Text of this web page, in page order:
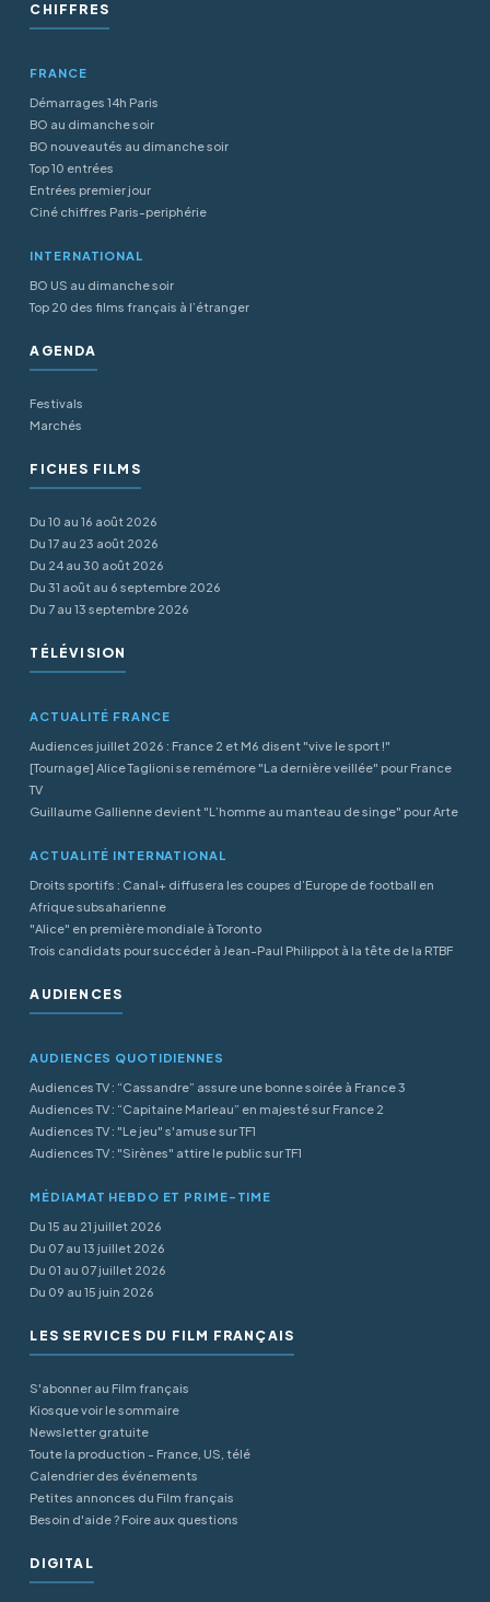
CHIFFRES
FRANCE
Démarrages 14h Paris
BO au dimanche soir
BO nouveautés au dimanche soir
Top 10 entrées
Entrées premier jour
Ciné chiffres Paris-periphérie
INTERNATIONAL
BO US au dimanche soir
Top 20 des films français à l’étranger
AGENDA
Festivals
Marchés
FICHES FILMS
Du 10 au 16 août 2026
Du 17 au 23 août 2026
Du 24 au 30 août 2026
Du 31 août au 6 septembre 2026
Du 7 au 13 septembre 2026
TÉLÉVISION
ACTUALITÉ FRANCE
Audiences juillet 2026 : France 2 et M6 disent "vive le sport !"
[Tournage] Alice Taglioni se remémore "La dernière veillée" pour France
TV
Guillaume Gallienne devient "L’homme au manteau de singe" pour Arte
ACTUALITÉ INTERNATIONAL
Droits sportifs : Canal+ diffusera les coupes d’Europe de football en
Afrique subsaharienne
"Alice" en première mondiale à Toronto
Trois candidats pour succéder à Jean-Paul Philippot à la tête de la RTBF
AUDIENCES
AUDIENCES QUOTIDIENNES
Audiences TV : “Cassandre” assure une bonne soirée à France 3
Audiences TV : “Capitaine Marleau” en majesté sur France 2
Audiences TV : "Le jeu" s'amuse sur TF1
Audiences TV : "Sirènes" attire le public sur TF1
MÉDIAMAT HEBDO ET PRIME-TIME
Du 15 au 21 juillet 2026
Du 07 au 13 juillet 2026
Du 01 au 07 juillet 2026
Du 09 au 15 juin 2026
LES SERVICES DU FILM FRANÇAIS
S'abonner au Film français
Kiosque voir le sommaire
Newsletter gratuite
Toute la production - France, US, télé
Calendrier des événements
Petites annonces du Film français
Besoin d'aide ? Foire aux questions
DIGITAL